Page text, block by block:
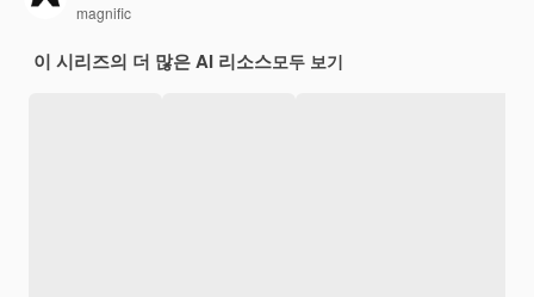
magnific
이 시리즈의 더 많은 AI 리소스모두 보기